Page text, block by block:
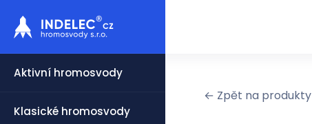
Aktivní hromosvody
Klasické hromosvody
← Zpět na produkty